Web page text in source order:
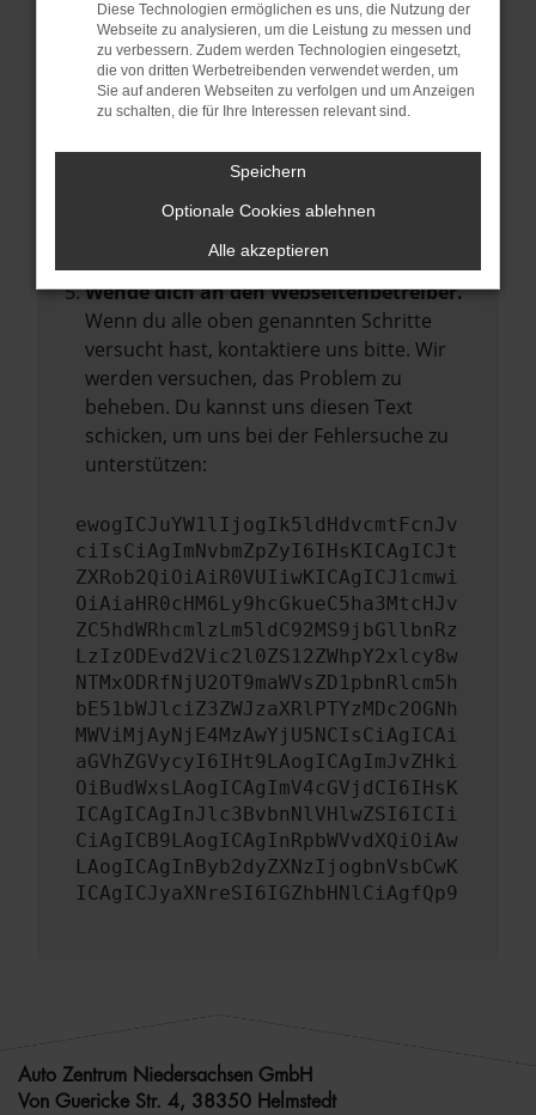
Das kann manchmal helfen,
vorübergehende Probleme zu beheben.
Stelle sicher, dass dein Browser und dein
Betriebssystem auf dem neuesten Stand
Veraltete Software birgt nicht nur ein
führen, dass bestimmte Funktionen nicht
mehr unterstützt werden.
Wende dich an den Webseitenbetreiber.
Wenn du alle oben genannten Schritte
versucht hast, kontaktiere uns bitte. Wir
werden versuchen, das Problem zu
beheben. Du kannst uns diesen Text
schicken, um uns bei der Fehlersuche zu
unterstützen:
ewogICJuYW1lIjogIk5ldHdvcmtFcnJv
ciIsCiAgImNvbmZpZyI6IHsKICAgICJt
ZXRob2QiOiAiR0VUIiwKICAgICJ1cmwi
OiAiaHR0cHM6Ly9hcGkueC5ha3MtcHJv
ZC5hdWRhcmlzLm5ldC92MS9jbGllbnRz
LzIzODEvd2Vic2l0ZS12ZWhpY2xlcy8w
NTMxODRfNjU2OT9maWVsZD1pbnRlcm5h
bE51bWJlciZ3ZWJzaXRlPTYzMDc2OGNh
MWViMjAyNjE4MzAwYjU5NCIsCiAgICAi
aGVhZGVycyI6IHt9LAogICAgImJvZHki
OiBudWxsLAogICAgImV4cGVjdCI6IHsK
ICAgICAgInJlc3BvbnNlVHlwZSI6ICIi
CiAgICB9LAogICAgInRpbWVvdXQiOiAw
LAogICAgInByb2dyZXNzIjogbnVsbCwK
ICAgICJyaXNreSI6IGZhbHNlCiAgfQp9
Auto Zentrum Niedersachsen GmbH
Von Guericke Str. 4, 38350 Helmstedt
Diese Technologien ermöglichen es uns, die Nutzung der
Webseite zu analysieren, um die Leistung zu messen und
zu verbessern. Zudem werden Technologien eingesetzt,
die von dritten Werbetreibenden verwendet werden, um
Sie auf anderen Webseiten zu verfolgen und um Anzeigen
zu schalten, die für Ihre Interessen relevant sind.
Speichern
Optionale Cookies ablehnen
Alle akzeptieren